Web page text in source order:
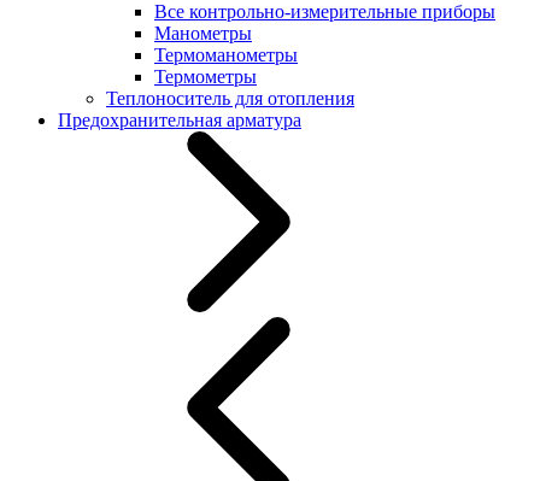
Все контрольно-измерительные приборы
Манометры
Термоманометры
Термометры
Теплоноситель для отопления
Предохранительная арматура